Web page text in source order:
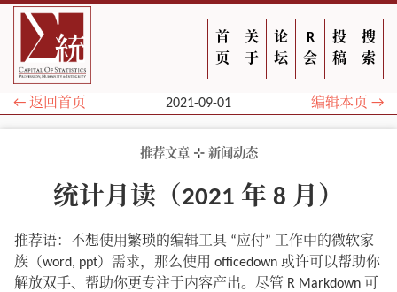
首
页
关
于
论
坛
R
会
投
稿
搜
索
← 返回首页 2021-09-01 编辑本页 →
推荐文章⊹ 新闻动态
统计月读（2021 年 8 月）
推荐语：不想使用繁琐的编辑工具 “应付” 工作中的微软家
族（word, ppt）需求，那么使用 officedown 或许可以帮助你
解放双手、帮助你更专注于内容产出。尽管 R Markdown 可